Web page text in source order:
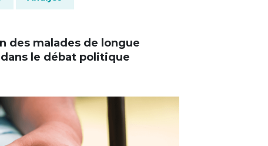
des malades de longue
le débat politique